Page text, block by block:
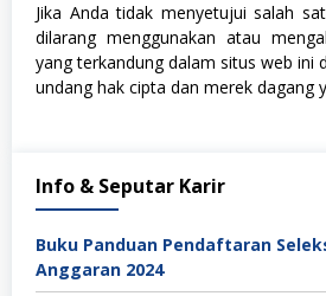
Jika Anda tidak menyetujui salah
dilarang menggunakan atau
yang terkandung dalam situs web ini
undang hak cipta dan merek dagang
Info & Seputar Karir
Buku Panduan Pendaftaran
Anggaran 2024